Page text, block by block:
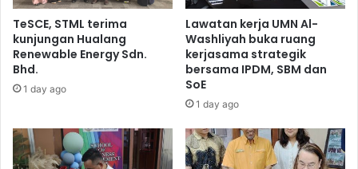
TeSCE, STML terima
kunjungan Hualang
Renewable Energy Sdn.
Bhd.
1 day ago
Lawatan kerja UMN Al-
Washliyah buka ruang
kerjasama strategik
bersama IPDM, SBM dan
SoE
1 day ago